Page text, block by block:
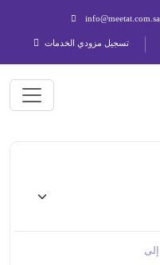
info@meetat.com.sa
تسجيل مزودي الخدمات
إلى